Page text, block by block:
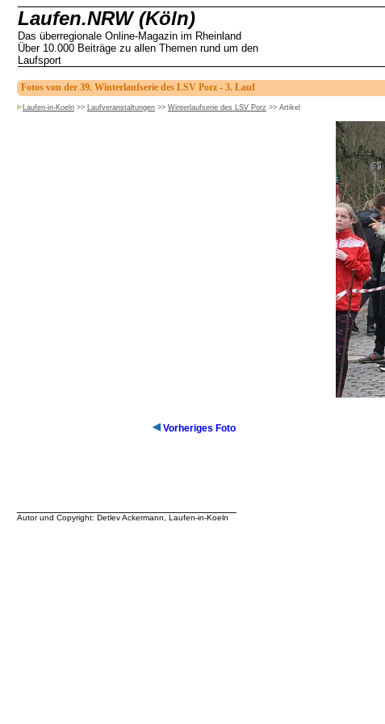
Laufen.NRW (Köln)
Das überregionale Online-Magazin im Rheinland
Über 10.000 Beiträge zu allen Themen rund um den
Laufsport
Fotos von der 39. Winterlaufserie des LSV Porz - 3. Lauf
Laufen-in-Koeln >> Laufveranstaltungen >> Winterlaufserie des LSV Porz >> Artikel
Vorheriges Foto
Autor und Copyright: Detlev Ackermann, Laufen-in-Koeln